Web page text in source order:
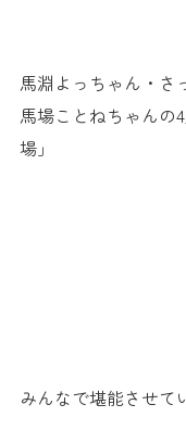
馬淵よっちゃん・さ
馬場ことねちゃんの
場」
みんなで堪能させて